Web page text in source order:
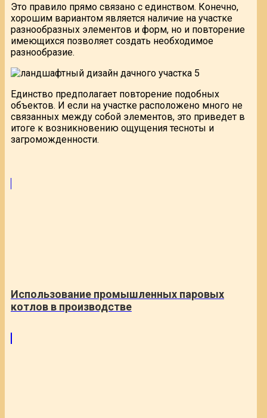
Это правило прямо связано с единством. Конечно,
хорошим вариантом является наличие на участке
разнообразных элементов и форм, но и повторение
имеющихся позволяет создать необходимое
разнообразие.
Единство предполагает повторение подобных
объектов. И если на участке расположено много не
связанных между собой элементов, это приведет в
итоге к возникновению ощущения тесноты и
загроможденности.
Использование промышленных паровых
котлов в производстве